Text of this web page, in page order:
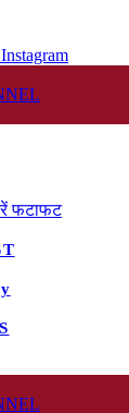
Instagram
फटाफट